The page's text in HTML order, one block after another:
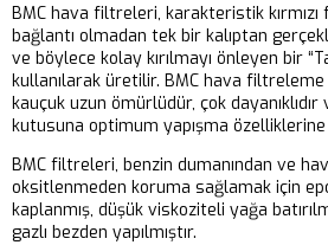
BMC hava filtreleri, karakteristik kırmızı
bağlantı olmadan tek bir kalıptan
ve böylece kolay kırılmayı önleyen bir
kullanılarak üretilir. BMC hava
kauçuk uzun ömürlüdür, çok
kutusuna optimum yapışma
BMC filtreleri, benzin dumanından ve
oksitlenmeden koruma sağlamak için
kaplanmış, düşük viskoziteli yağa
gazlı bezden yapılmıştır.